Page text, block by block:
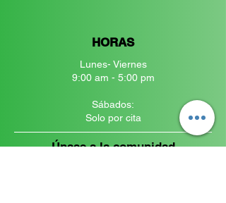
HORAS
Lunes- Viernes
9:00 am - 5:00 pm
​​Sábados:
Solo por cita
Únase a la comunidad